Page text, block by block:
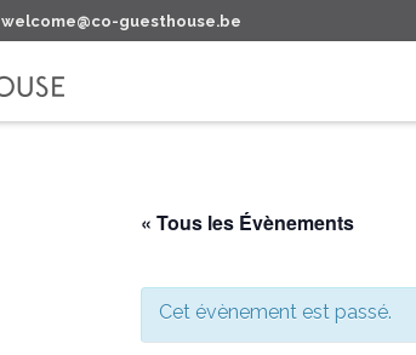
welcome@co-guesthouse.be
« Tous les Évènements
Cet évènement est passé.